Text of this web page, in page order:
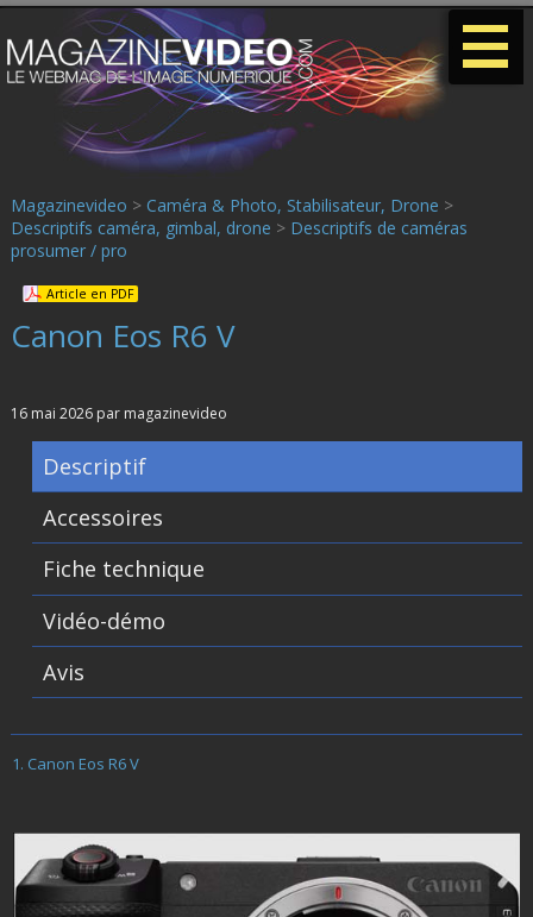
Magazinevideo > Caméra & Photo, Stabilisateur, Drone >
Descriptifs caméra, gimbal, drone > Descriptifs de caméras
prosumer / pro
Article en PDF
Canon Eos R6 V
16 mai 2026 par magazinevideo
Descriptif
Accessoires
Fiche technique
Vidéo-démo
Avis
Canon Eos R6 V
-
-
-